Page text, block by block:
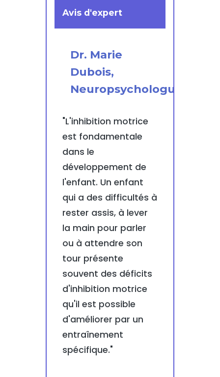
Avis d'expert
Dr. Marie
Dubois,
Neuropsychologue
"L'inhibition motrice
est fondamentale
dans le
développement de
l'enfant. Un enfant
qui a des difficultés à
rester assis, à lever
la main pour parler
ou à attendre son
tour présente
souvent des déficits
d'inhibition motrice
qu'il est possible
d'améliorer par un
entraînement
spécifique."